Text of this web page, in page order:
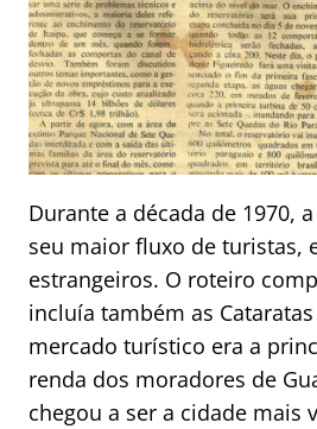
Durante a década de 1970,
seu maior fluxo de turistas,
estrangeiros. O roteiro
incluía também as
mercado turístico era a
renda dos moradores de
chegou a ser a cidade mais